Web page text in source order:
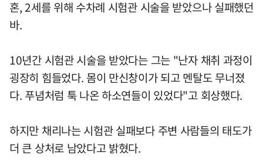
혼, 2세를 위해 수차례 시험관 시술을 받았으나 실패했던
바.
10년간 시험관 시술을 받았다는 그는 "난자 채취 과정이
굉장히 힘들었다. 몸이 만신창이가 되고 멘탈도 무너졌
다. 푸념처럼 툭 나온 하소연들이 있었다"고 회상했다.
하지만 채리나는 시험관 실패보다 주변 사람들의 태도가
더 큰 상처로 남았다고 밝혔다.